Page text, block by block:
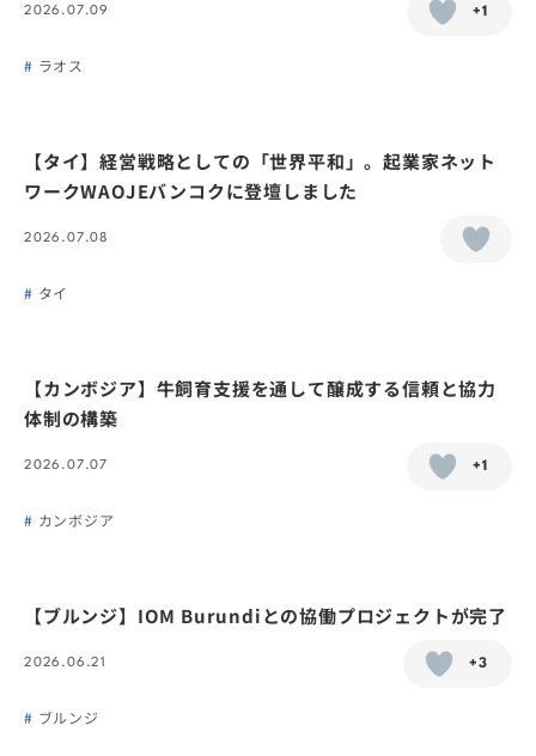
2026.07.09 +1
ラオス
【タイ】経営戦略としての「世界平和」。起業家ネット
ワークWAOJEバンコクに登壇しました
2026.07.08
タイ
【カンボジア】牛飼育支援を通して醸成する信頼と協力
体制の構築
2026.07.07 +1
カンボジア
【ブルンジ】IOM Burundiとの協働プロジェクトが完了
2026.06.21 +3
ブルンジ